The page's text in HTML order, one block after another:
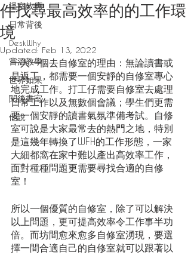
溫室效應
日常背後
DeskWhy
嘗溫教學
世界如果
閱後書室
他說
件找尋最高效率的的工作環
境
Updated: Feb 13, 2022
一人一個去自修室的理由：無論讀書或
是返工，都需要一個安靜的自修室專心
地完成工作。打工仔需要自修室去處理
日常工作以及無數個會議；學生們更需
要一個安靜的讀書氣氛準備考試。自修
室可說是大家最常去的熱門之地，特別
是這幾年轉換了WFH的工作形態，一家
大細都窩在家中難以產出高效率工作，
面對種種問題更需要尋找合適的自修
室！
所以一個優質的自修室，除了可以解決
以上問題，更可提高效率令工作事半功
倍。而坊間愈來愈多自修室湧現，要選
擇一間合適自己的自修室就可以跟著以